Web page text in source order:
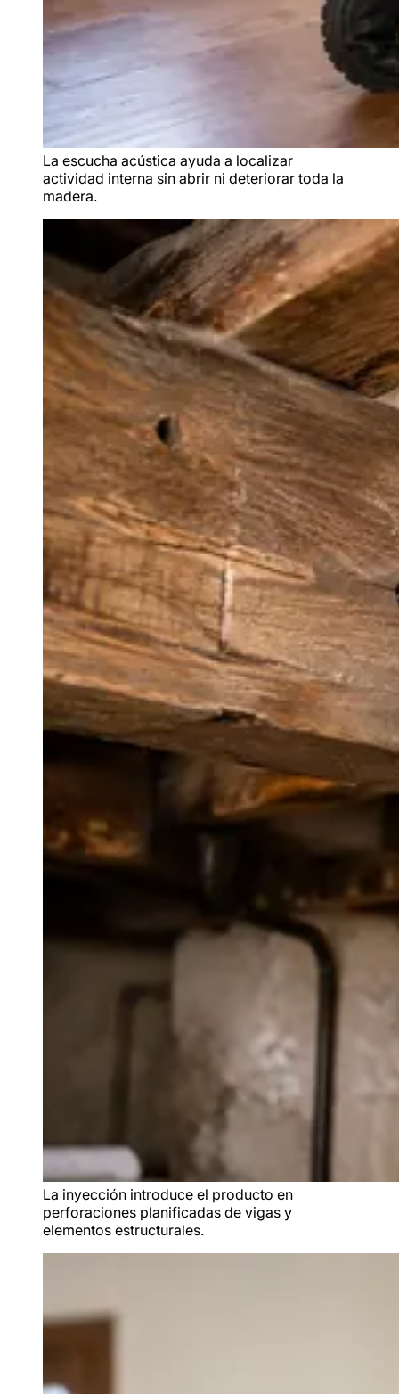
La escucha acústica ayuda a localizar
actividad interna sin abrir ni deteriorar toda la
madera.
La inyección introduce el producto en
perforaciones planificadas de vigas y
elementos estructurales.